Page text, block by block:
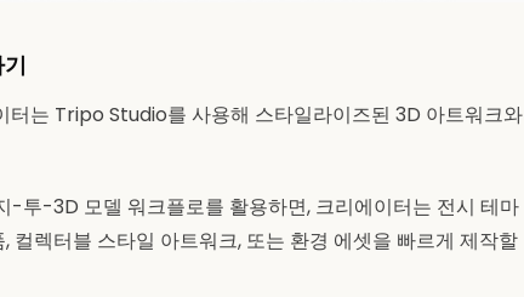
터는 Tripo Studio를 사용해 스타일라이즈된 3D 아트워크와
-투-3D 모델 워크플로를 활용하면, 크리에이터는 전시 테마
컬렉터블 스타일 아트워크, 또는 환경 에셋을 빠르게 제작할